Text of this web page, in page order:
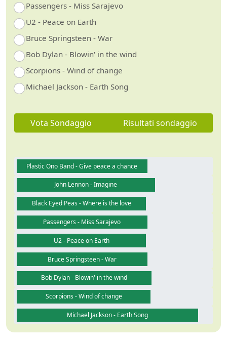
Passengers - Miss Sarajevo
U2 - Peace on Earth
Bruce Springsteen - War
Bob Dylan - Blowin' in the wind
Scorpions - Wind of change
Michael Jackson - Earth Song
Vota Sondaggio Risultati sondaggio
Plastic Ono Band - Give peace a chance
John Lennon - Imagine
Black Eyed Peas - Where is the love
Passengers - Miss Sarajevo
U2 - Peace on Earth
Bruce Springsteen - War
Bob Dylan - Blowin' in the wind
Scorpions - Wind of change
Michael Jackson - Earth Song